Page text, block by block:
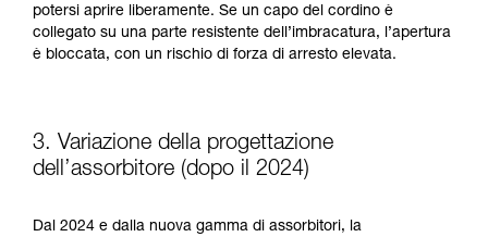
potersi aprire liberamente. Se un capo del cordino è
collegato su una parte resistente dell’imbracatura, l’apertura
è bloccata, con un rischio di forza di arresto elevata.
3. Variazione della progettazione
dell’assorbitore (dopo il 2024)
Dal 2024 e dalla nuova gamma di assorbitori, la